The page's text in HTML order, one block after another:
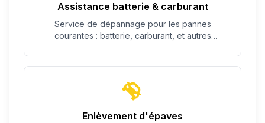
Assistance batterie & carburant
Service de dépannage pour les pannes
courantes : batterie, carburant, et autres
Enlèvement d'épaves